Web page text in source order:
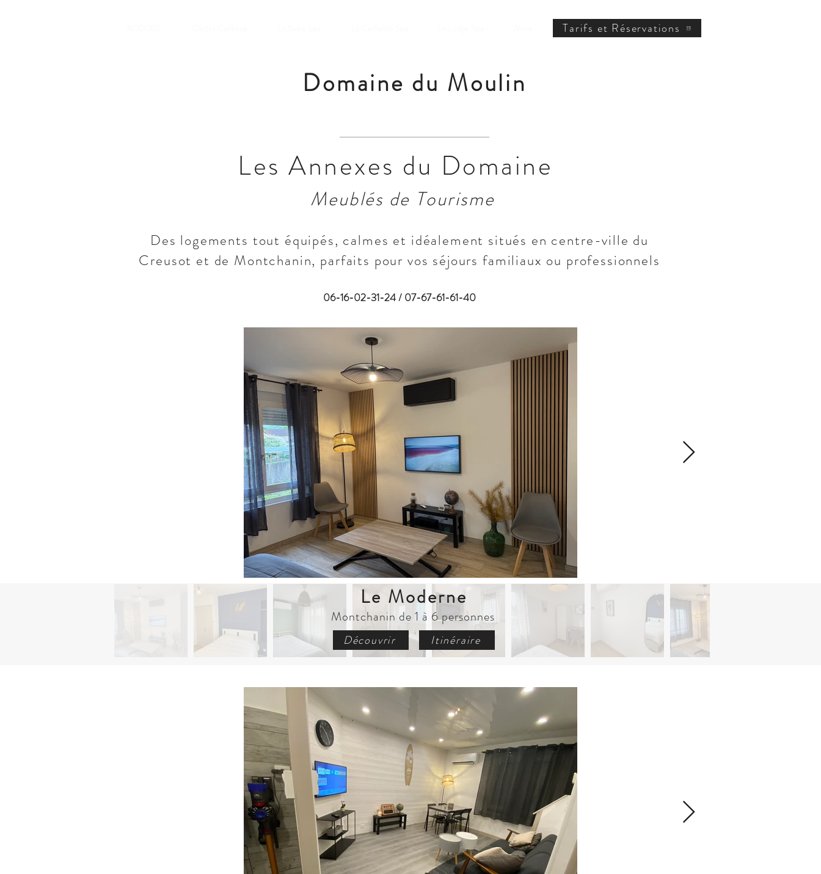
Tarifs et Réservations
Domaine du Moulin
Les Annexes du Domaine
Meublés de Tourisme
Des logements tout équipés, calmes et idéalement situés en centre-ville du
Creusot et de Montchanin, parfaits pour vos séjours familiaux ou professionnels
06-16-02-31-24 / 07-67-61-61-40
Le Moderne
Montchanin de 1 à 6 personnes
Découvrir Itinéraire